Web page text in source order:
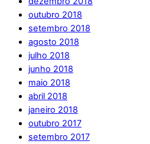
outubro 2018
setembro 2018
agosto 2018
julho 2018
junho 2018
maio 2018
abril 2018
janeiro 2018
outubro 2017
setembro 2017